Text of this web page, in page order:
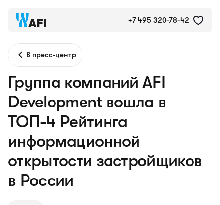
+7 495 320-78-42
В пресс-центр
Группа компаний AFI
Development вошла в
ТОП-4 Рейтинга
информационной
открытости застройщиков
в России